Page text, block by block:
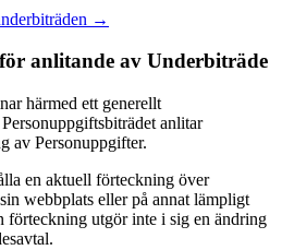
→
anlitande av Underbiträde
härmed ett generellt
anlitar
av Personuppgifter.
en aktuell förteckning över
webbplats eller på annat lämpligt
förteckning utgör inte i sig en ändring